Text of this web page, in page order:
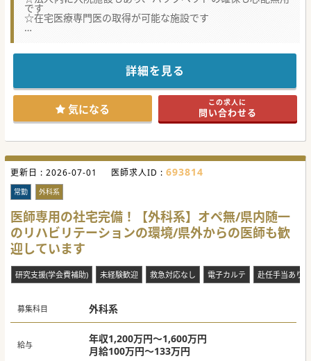
ています。
■訪問診療の経験者はもとより、未経験やブランクのある内
科系医師の手厚い受け入れ体制を整えて新たな先生を求めて
■開設から3年を迎える無床診療所であり、対象エリアを限
定した丁寧な地域密着型の訪問診療に特化しています。
■患者様の約7割が個人宅であり、主治医制ではなく全員で
診る仕組みを敷くことで、医師一人ひとりの負担を軽減し、
無理なく働ける体制とスキルの向上を図っています。
■他科から転科した医師も在籍しており、学閥がなく他県出
身の医師であっても非常に馴染みやすい組織体制です。
です
☆在宅医療専門医の取得が可能な施設です
訪問診療中心の業務ですが、施設が中心でして
移動工数や体力的な負担は比較的少ないです。
専門医の取得も可能で希少な求人かと思います。
少しでもご興味がございましたら、お気軽にお問合せくださ
い。
#秋入職可
詳細を見る
気になる この求人に
問い合わせる
更新日 : 2026-07-01 医師求人ID : 693814
常勤 外科系
医師専用の社宅完備！【外科系】オペ無/県内随一
のリハビリテーションの環境/県外からの医師も歓
迎しています
研究支援(学会費補助) 未経験歓迎 救急対応なし 電子カルテ 赴任手当あり
募集科目 外科系
給与
年収1,200万円～1,600万円
月給100万円～133万円